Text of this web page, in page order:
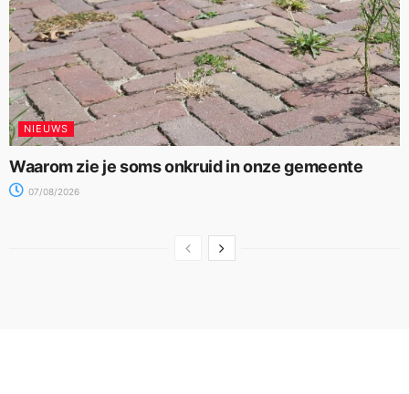
NIEUWS
Waarom zie je soms onkruid in onze gemeente
07/08/2026